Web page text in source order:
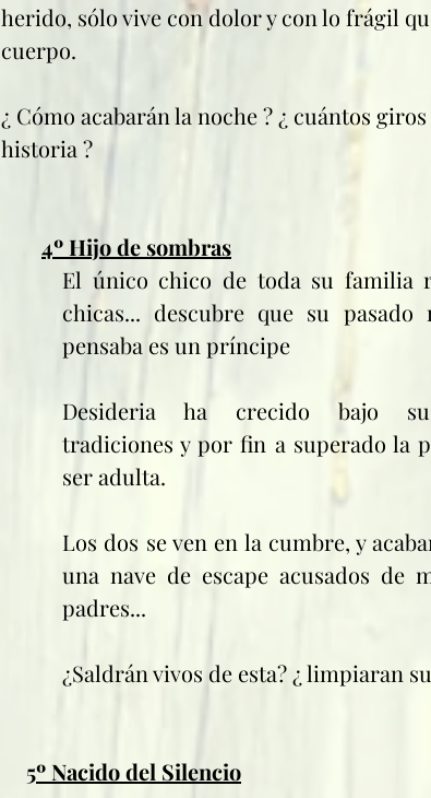
herido, sólo vive con dolor y con lo frágil
cuerpo.
¿ Cómo acabarán la noche ? ¿ cuántos
historia ?
4º Hijo de sombras
El único chico de toda su familia
chicas... descubre que su
pensaba es un príncipe
Desideria ha crecido bajo
tradiciones y por fin a superado la
ser adulta.
Los dos se ven en la cumbre, y
una nave de escape acusados de
padres...
¿Saldrán vivos de esta? ¿ limpiaran
5º Nacido del Silencio